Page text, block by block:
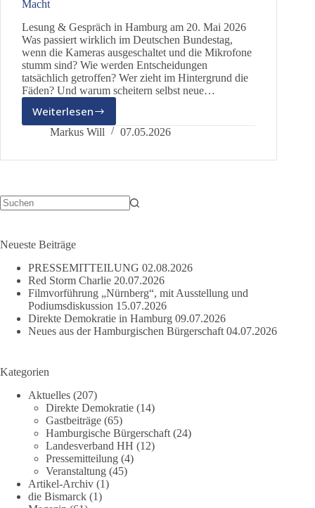
Macht
Lesung & Gespräch in Hamburg am 20. Mai 2026
Was passiert wirklich im Deutschen Bundestag,
wenn die Kameras ausgeschaltet und die Mikrofone
stumm sind? Wie werden Entscheidungen
tatsächlich getroffen? Wer zieht im Hintergrund die
Fäden? Und warum scheitern selbst neue…
Weiterlesen
Inside
Bundestag
Ein
Macht
Markus Will 07.05.2026
Neueste Beiträge
PRESSEMITTEILUNG 02.08.2026
Red Storm Charlie 20.07.2026
Filmvorführung „Nürnberg“, mit Ausstellung und
Podiumsdiskussion 15.07.2026
Direkte Demokratie in Hamburg 09.07.2026
Neues aus der Hamburgischen Bürgerschaft 04.07.2026
Kategorien
Aktuelles (207)
Direkte Demokratie (14)
Gastbeiträge (65)
Hamburgische Bürgerschaft (24)
Landesverband HH (12)
Pressemitteilung (4)
Veranstaltung (45)
Artikel-Archiv (1)
die Bismarck (1)